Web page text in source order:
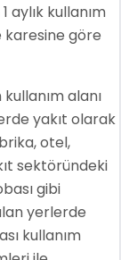
aylık kullanım
karesine göre
kullanım alanı
yakıt olarak
otel,
sektöründeki
gibi
yerlerde
kullanım